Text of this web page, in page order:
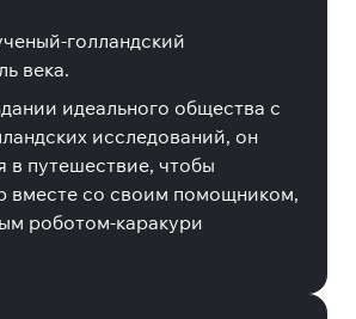
голландский
века.
идеального общества с
исследований, он
в путешествие, чтобы
вместе со своим помощником,
роботом-каракури